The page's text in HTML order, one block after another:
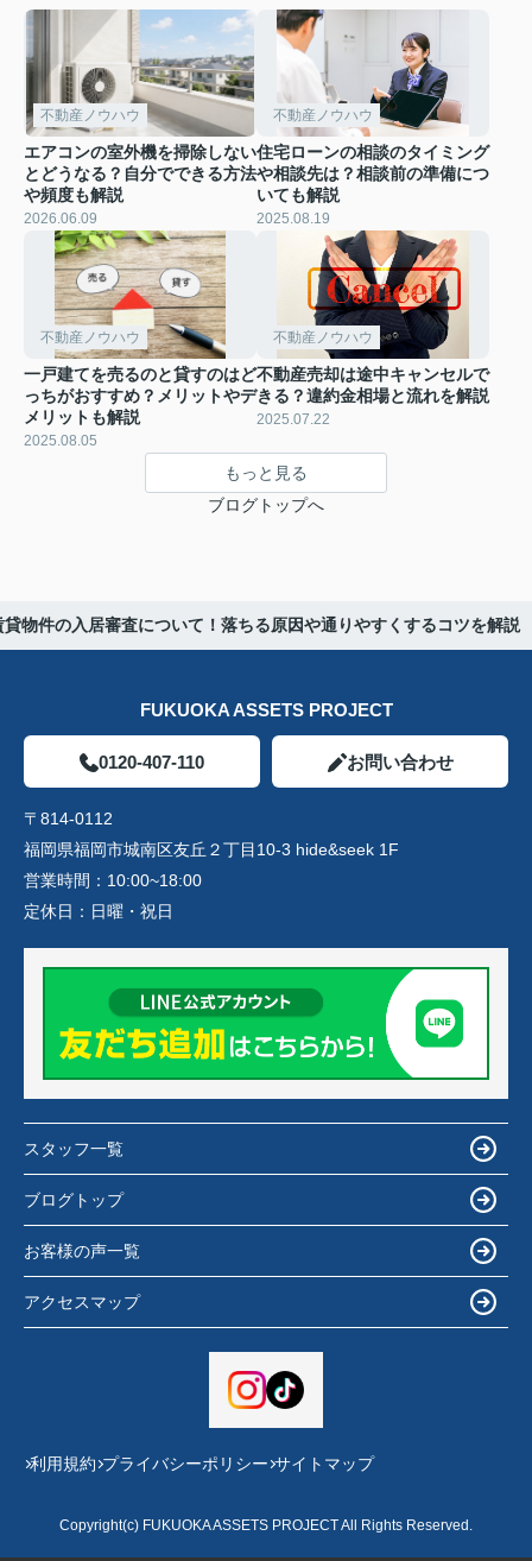
不動産ノウハウ
エアコンの室外機を掃除しない
とどうなる？自分でできる方法
や頻度も解説
2026.06.09
不動産ノウハウ
住宅ローンの相談のタイミング
や相談先は？相談前の準備につ
いても解説
2025.08.19
不動産ノウハウ
一戸建てを売るのと貸すのはど
っちがおすすめ？メリットやデ
メリットも解説
2025.08.05
不動産ノウハウ
不動産売却は途中キャンセルで
きる？違約金相場と流れを解説
2025.07.22
もっと見る
ブログトップへ
貸物件の入居審査について！落ちる原因や通りやすくするコツを解説
FUKUOKA ASSETS PROJECT
0120-407-110 お問い合わせ
〒814-0112
福岡県福岡市城南区友丘２丁目10-3 hide&seek 1F
営業時間： 10:00~18:00
定休日： 日曜・祝日
スタッフ一覧
ブログトップ
お客様の声一覧
アクセスマップ
利用規約 プライバシーポリシー サイトマップ
Copyright(c) FUKUOKA ASSETS PROJECT All Rights Reserved.